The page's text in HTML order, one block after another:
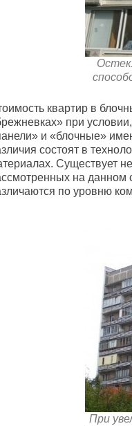
квартир в
при
и «блочные»
состоят в
Существует
на данном
по уровню
При